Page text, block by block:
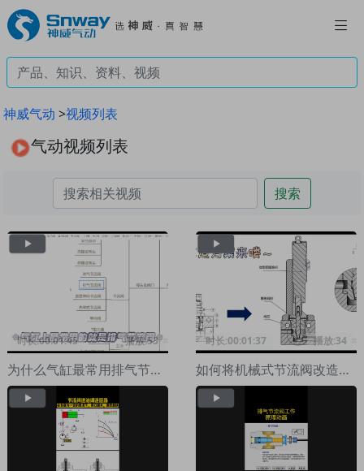
神威气动 >视频列表
气动视频列表
搜索
时长:00:01:45 播放:53
为什么气缸最常用排气节流阀而不是进气节流阀？
时长:00:01:37 播放:34
如何将机械式节流阀改造成电动节流阀